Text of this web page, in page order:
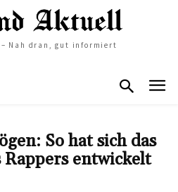
Nah dran, gut informiert
So hat sich das
entwickelt